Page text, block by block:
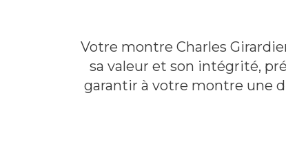
Votre montre Charles
sa valeur et son intégrité,
garantir à votre montre une